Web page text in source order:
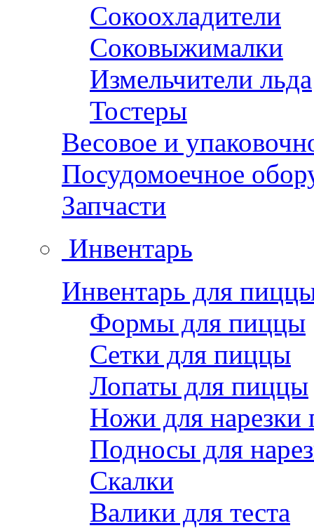
Сокоохладители
Соковыжималки
Измельчители льда
Тостеры
Весовое и
Посудомоечное
Запчасти
Инвентарь
Инвентарь для
Формы для пиццы
Сетки для пиццы
Лопаты для пиццы
Ножи для нарезки
Подносы для
Скалки
Валики для теста